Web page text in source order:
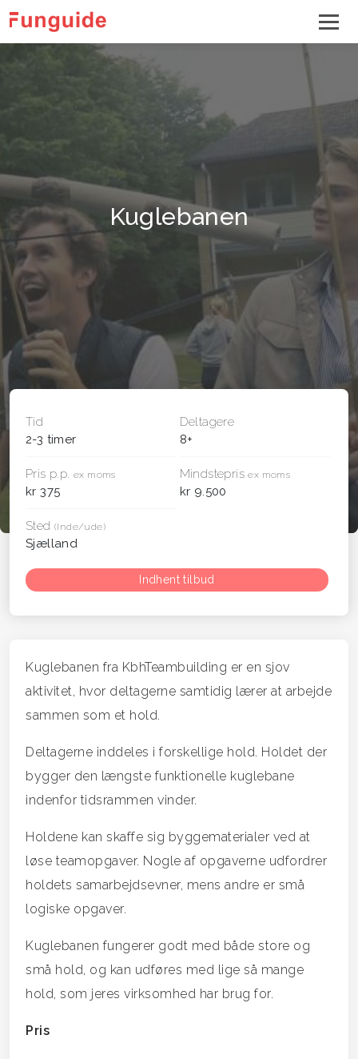
Kuglebanen
Tid
2-3 timer
Deltagere
8+
Pris p.p. ex moms
kr 375
Mindsteprisex moms
kr 9.500
Sted (Inde/ude)
Sjælland
Indhent tilbud
Kuglebanen fra KbhTeambuilding er en sjov
aktivitet, hvor deltagerne samtidig lærer at arbejde
sammen som et hold.
Deltagerne inddeles i forskellige hold. Holdet der
bygger den længste funktionelle kuglebane
indenfor tidsrammen vinder.
Holdene kan skaffe sig byggematerialer ved at
løse teamopgaver. Nogle af opgaverne udfordrer
holdets samarbejdsevner, mens andre er små
logiske opgaver.
Kuglebanen fungerer godt med både store og
små hold, og kan udføres med lige så mange
hold, som jeres virksomhed har brug for.
Pris